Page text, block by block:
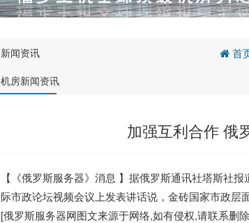
新闻资讯
机房新闻资讯
首
加强互利合作 俄
【《俄罗斯服务器》消息 】据俄罗斯通讯社塔斯社
际市政论坛视频会议上发表讲话说，金砖国家市政层
[俄罗斯服务器网图文来源于网络,如有侵权,请联系删